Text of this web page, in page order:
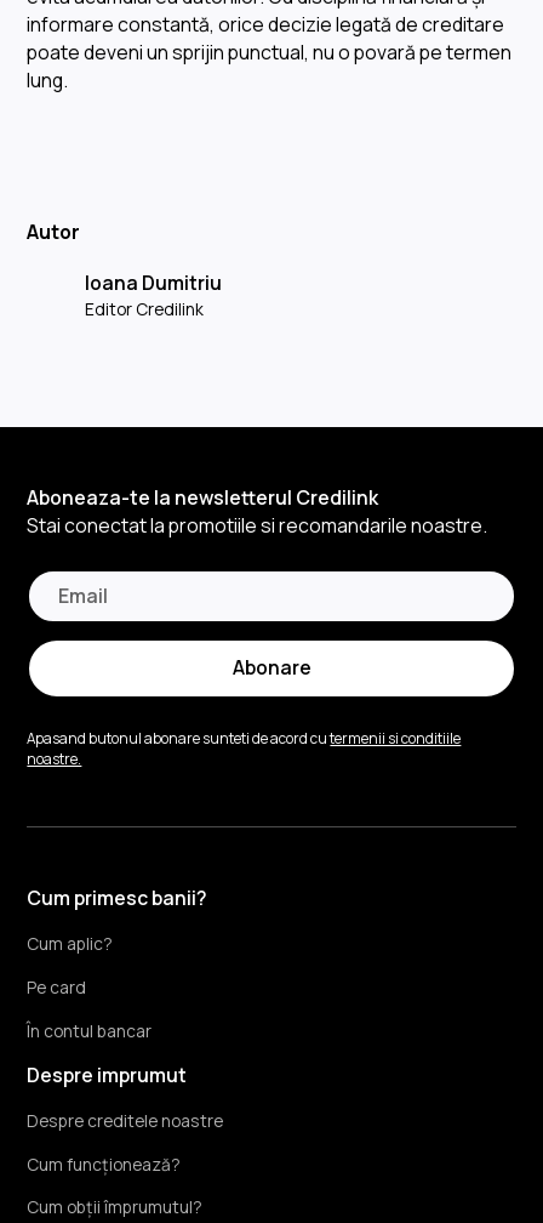
Autor
Ioana Dumitriu
Editor Credilink
informare constantă, orice decizie legată de creditare
poate deveni un sprijin punctual, nu o povară pe termen
lung.
Aboneaza-te la newsletterul Credilink
Stai conectat la promotiile si recomandarile noastre.
Abonare
Apasand butonul abonare sunteti de acord cutermenii si conditiile
noastre.
Cum primesc banii?
Cum aplic?
Pe card
În contul bancar
Despre imprumut
Despre creditele noastre
Cum funcționează?
Cum obții împrumutul?